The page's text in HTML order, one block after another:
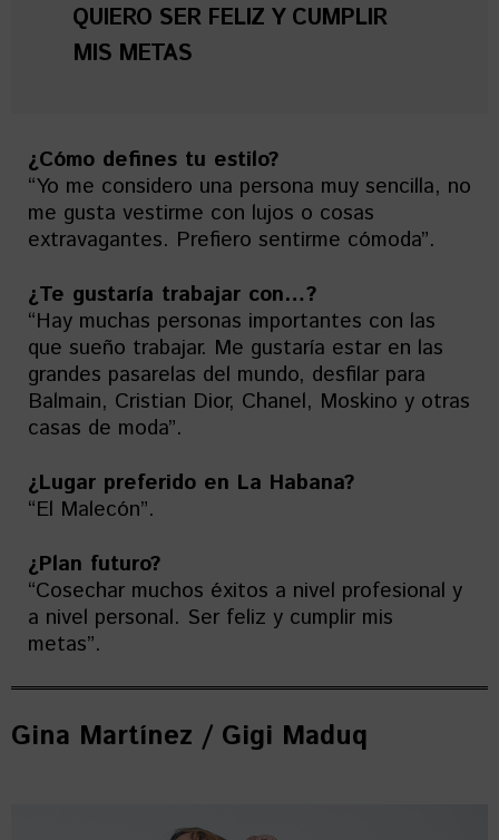
QUIERO SER FELIZ Y CUMPLIR
MIS METAS
¿Cómo defines tu estilo?
“Yo me considero una persona muy sencilla, no
me gusta vestirme con lujos o cosas
extravagantes. Prefiero sentirme cómoda”.
¿Te gustaría trabajar con…?
“Hay muchas personas importantes con las
que sueño trabajar. Me gustaría estar en las
grandes pasarelas del mundo, desfilar para
Balmain, Cristian Dior, Chanel, Moskino y otras
casas de moda”.
¿Lugar preferido en La Habana?
“El Malecón”.
¿Plan futuro?
“Cosechar muchos éxitos a nivel profesional y
a nivel personal. Ser feliz y cumplir mis
metas”.
Gina Martínez / Gigi Maduq